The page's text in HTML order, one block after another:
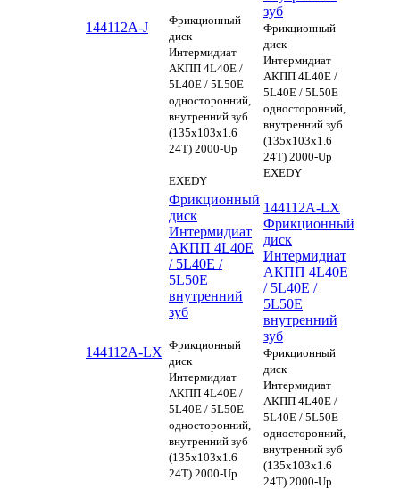
144112A-J
Фрикционный
диск
Интермидиат
АКПП 4L40E /
5L40E / 5L50E
односторонний,
внутренний зуб
(135х103х1.6
24Т) 2000-Up
EXEDY
зуб
Фрикционный
диск
Интермидиат
АКПП 4L40E /
5L40E / 5L50E
односторонний,
внутренний зуб
(135х103х1.6
24Т) 2000-Up
EXEDY
144112A-LX
Фрикционный
диск
Интермидиат
АКПП 4L40E
/ 5L40E /
5L50E
внутренний
зуб
Фрикционный
диск
Интермидиат
АКПП 4L40E /
5L40E / 5L50E
односторонний,
внутренний зуб
(135х103х1.6
24Т) 2000-Up
144112A-LX
Фрикционный
диск
Интермидиат
АКПП 4L40E
/ 5L40E /
5L50E
внутренний
зуб
Фрикционный
диск
Интермидиат
АКПП 4L40E /
5L40E / 5L50E
односторонний,
внутренний зуб
(135х103х1.6
24Т) 2000-Up